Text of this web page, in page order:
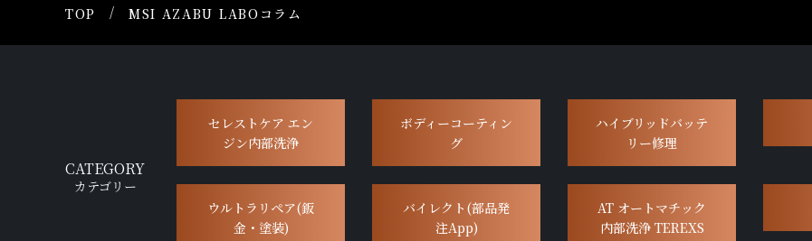
TOP MSI AZABU LABOコラム
CATEGORY
カテゴリー
セレストケア エン
ジン内部洗浄
ボディーコーティン
グ
ハイブリッドバッテ
リー修理
ウルトラリペア(鈑
金・塗装)
バイレクト(部品発
注App)
AT オートマチック
内部洗浄 TEREXS